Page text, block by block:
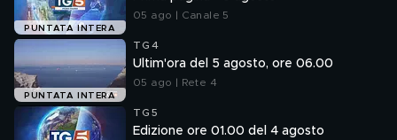
PUNTATA INTERA
05 ago | Canale 5
PUNTATA INTERA
TG4
Ultim'ora del 5 agosto, ore 06.00
05 ago | Rete 4
TG5
Edizione ore 01.00 del 4 agosto